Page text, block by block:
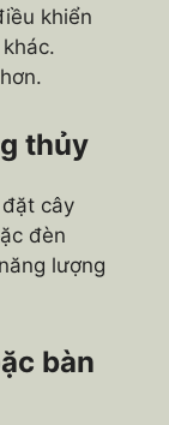
khiển
thủy
cây
đèn
lượng
bàn